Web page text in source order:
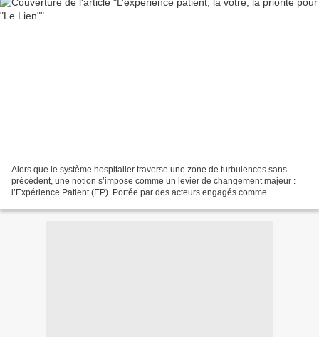
Alors que le système hospitalier traverse une zone de turbulences sans
précédent, une notion s’impose comme un levier de changement majeur :
l’Expérience Patient (EP). Portée par des acteurs engagés comme